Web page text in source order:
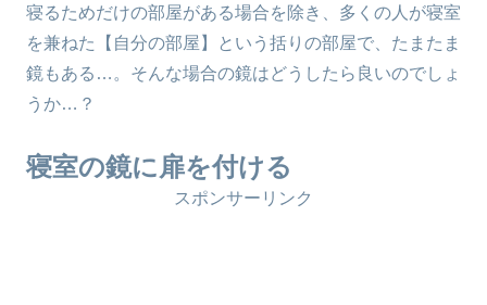
寝るためだけの部屋がある場合を除き、多くの人が寝室
を兼ねた【自分の部屋】という括りの部屋で、たまたま
鏡もある…。そんな場合の鏡はどうしたら良いのでしょ
うか…？
寝室の鏡に扉を付ける
スポンサーリンク